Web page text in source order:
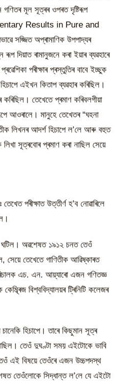
গণিতৰ মূল সূত্ৰৰ ওপৰত দৃষ্টিৰূপ
Results in Pure and
সজ্জিত অপ্ৰামাণিক উপপাদ্যৰ
দিয়াত ৰামানুজনে কৰা ইয়াৰ ব্যৱহাৰে
পৰীক্ষাৰ প্ৰস্তুতিৰ বাবে ইচ্ছুক
এইখন কিতাপ ব্যৱহাৰ কৰিছিল।
তেখেতে প্ৰমাণ কৰিবলগীয়া
আওৰালে। মানুহে তেখেতৰ “ঘহনা
লিখনৰ আদৰ্শ হিচাপে ল’লে আৰু বহুত
সূত্ৰবোৰ প্ৰমাণ কৰা নাছিল সেয়ে
পৰীক্ষাত উত্তীৰ্ণ হ’ব নোৱাৰিলে
ঘটিল। অৱশেষত ১৯১২ চনত তেওঁ
সেয়ে তেখেতে গাণিতীক আৱিষ্কাৰত
এচ. এন. আয়্যাৰো এজন গণিতজ্ঞ
বিশ্ববিদ্যালয়ৰ ট্ৰিনিটি কলেজৰ
হিচাপে। তাৰে কিছুমান সূত্ৰ
তেওঁ দুঘণ্টা সময় এইটোকে ভাবি
এই বিষয়ে তেওঁৰে এজন উচ্চপদস্থ
তেওঁলোকে সিদ্ধান্ত ল’লে যে এইটো